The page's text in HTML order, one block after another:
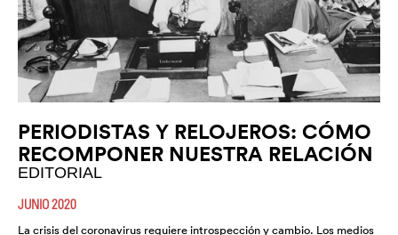
PERIODISTAS Y RELOJEROS: CÓMO
RECOMPONER NUESTRA RELACIÓN
EDITORIAL
JUNIO 2020
La crisis del coronavirus requiere introspección y cambio. Los medios